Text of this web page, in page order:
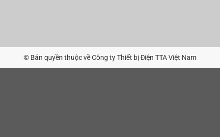
© Bản quyền thuộc về Công ty Thiết bị Điện TTA Việt Nam